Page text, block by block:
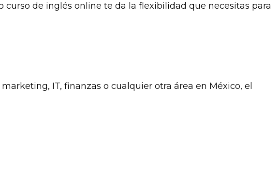
de inglés online te da la flexibilidad que necesitas para
IT, finanzas o cualquier otra área en México, el